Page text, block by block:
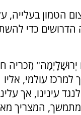
הטמון בעלייה,
כדי
יְרוּשָׁלָיְמָה" (זכריה
למרכז עולמי, אליו
עינינו, אך
מתמשך, המצריך